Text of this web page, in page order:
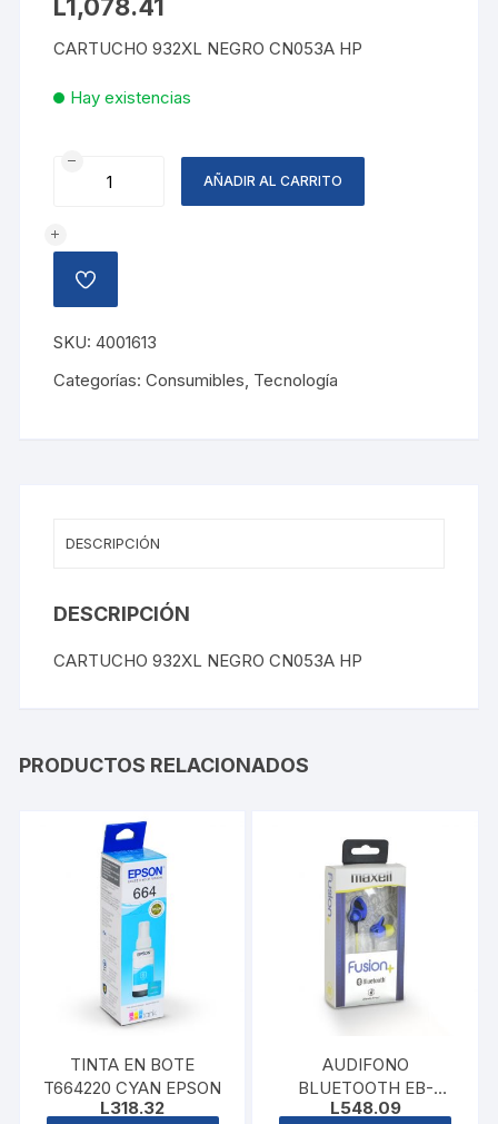
L1,078.41
CARTUCHO 932XL NEGRO CN053A HP
Hay existencias
CARTUCHO
NEGRO
cantidad
AÑADIR AL CARRITO
AÑADIR
A
LISTA
DE
DESEOS
SKU:4001613
Categorías:Consumibles, Tecnología
DESCRIPCIÓN
DESCRIPCIÓN
CARTUCHO 932XL NEGRO CN053A HP
PRODUCTOS RELACIONADOS
TINTA EN BOTE
T664220 CYAN EPSON
L318.32
AUDIFONO
BLUETOOTH EB-
BTFUS9 AQUA
L548.09